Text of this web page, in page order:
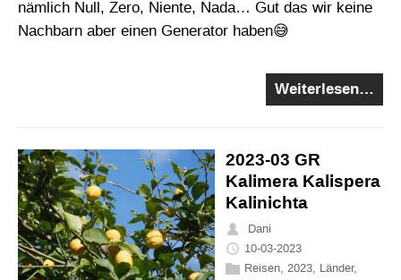
nämlich Null, Zero, Niente, Nada… Gut das wir keine
Nachbarn aber einen Generator haben😅
Weiterlesen…
2023-03 GR
Kalimera Kalispera
Kalinichta
Dani
10-03-2023
Reisen, 2023, Länder,